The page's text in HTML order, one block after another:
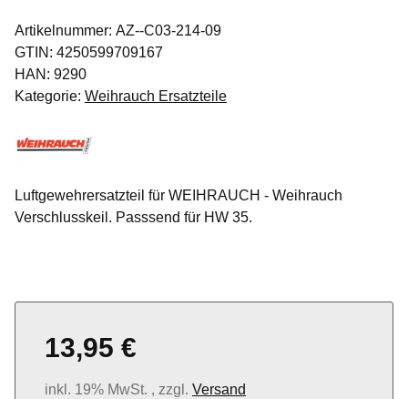
Artikelnummer: AZ--C03-214-09
GTIN: 4250599709167
HAN: 9290
Kategorie: Weihrauch Ersatzteile
Luftgewehrersatzteil für WEIHRAUCH - Weihrauch
Verschlusskeil. Passsend für HW 35.
13,95 €
inkl. 19% MwSt. , zzgl. Versand